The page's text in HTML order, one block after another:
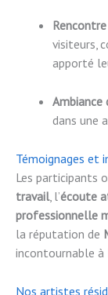
visiteurs,
apporté
Ambiance
dans une
Témoignages et
Les participants
travail, l’écoute
professionnelle
la réputation de
incontournable à
Nos artistes